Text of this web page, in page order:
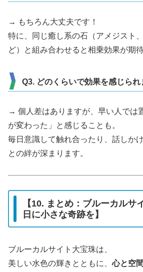
→ もちろん大丈夫です！
特に、同じ癒し系の石（アメジスト
ど）と組み合わせると相乗効果が期
Q3. どのくらいで効果を感じられ
→ 個人差はありますが、早い人では
が変わった」と感じることも。
毎日意識して触れ合ったり、話しか
との絆が深まります。
【10. まとめ：ブルーカルサ
日に小さな奇跡を】
ブルーカルサイト大宝珠は、
美しい水色の輝きとともに、心と空